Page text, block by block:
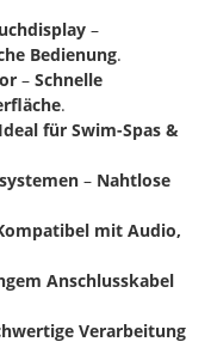
–
Bedienung.
– Schnelle
.
Ideal für Swim-Spas &
– Nahtlose
mit Audio,
Anschlusskabel
Verarbeitung